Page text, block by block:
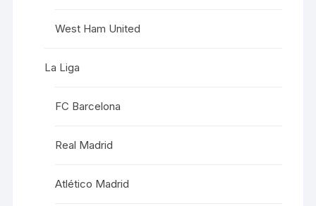
West Ham United
La Liga
FC Barcelona
Real Madrid
Atlético Madrid